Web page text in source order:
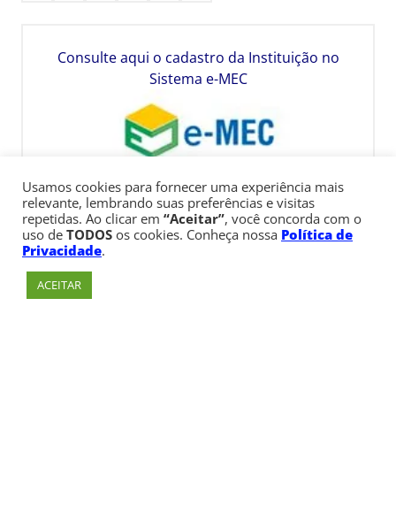
Consulte aqui o cadastro da Instituição no
Sistema e-MEC
Usamos cookies para fornecer uma experiência mais
relevante, lembrando suas preferências e visitas
repetidas. Ao clicar em “Aceitar”, você concorda com o
uso de TODOS os cookies. Conheça nossa Política de
Privacidade.
ACEITAR